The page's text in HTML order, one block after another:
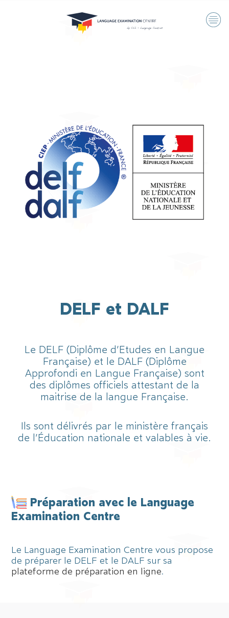
DELF et DALF
Le DELF (Diplôme d’Etudes en Langue
Française) et le DALF (Diplôme
Approfondi en Langue Française) sont
des diplômes officiels attestant de la
maitrise de la langue Française.
Ils sont délivrés par le ministère français
de l’Éducation nationale et valables à vie.
Préparation avec le Language
Examination Centre
Le Language Examination Centre vous propose
de préparer le DELF et le DALF sur sa
plateforme de préparation en ligne.